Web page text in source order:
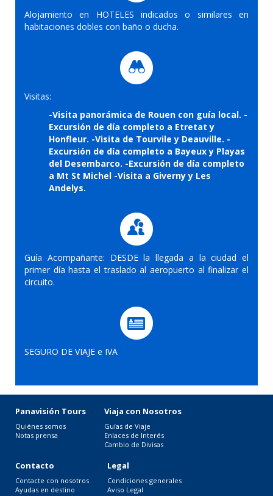
Alojamiento en HOTELES indicados o similares en
habitaciones dobles con baño o ducha.
Visitas:
-Visita panorámica de Rouen con guía local. -
Excursión de día completo a Etretat y
Honfleur. -Visita de Tourvile y Deauville. -
Excursión de día completo a Bayeux y Playas
del Desembarco. -Excursión de día completo
a Mt St Michel -Visita a Giverny y Les
Andelys.
Guía Acompañante: DESDE la llegada a la ciudad el
primer día hasta el traslado al aeropuerto al finalizar el
circuito.
SEGURO DE VIAJE e IVA
Panavisión Tours
Quiénes somos
Notas prensa
Viaja con Nosotros
Guías de Viaje
Enlaces de Interés
Cambio de Divisas
Contacto
Contacte con nosotros
Ayudas en destino
Legal
Condiciones generales
Aviso Legal